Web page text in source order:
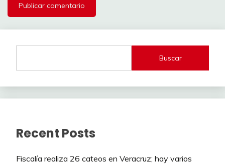
Buscar
Recent Posts
Fiscalía realiza 26 cateos en Veracruz; hay varios